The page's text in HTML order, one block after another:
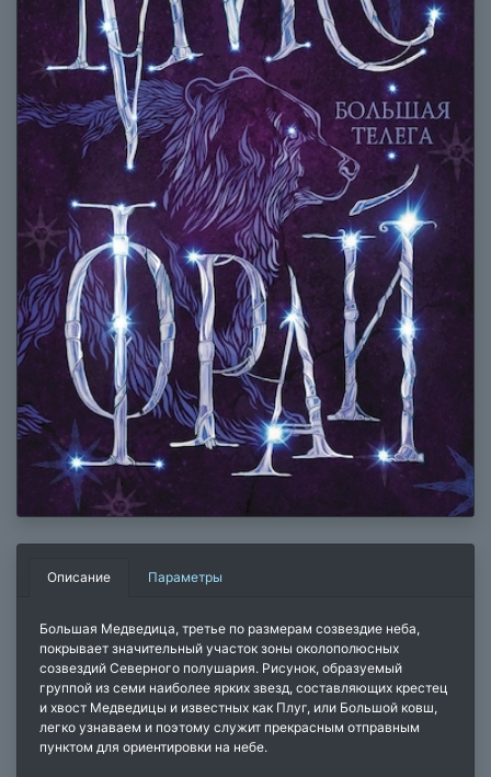
Описание Параметры
Большая Медведица, третье по размерам созвездие неба,
покрывает значительный участок зоны околополюсных
созвездий Северного полушария. Рисунок, образуемый
группой из семи наиболее ярких звезд, составляющих крестец
и хвост Медведицы и известных как Плуг, или Большой ковш,
легко узнаваем и поэтому служит прекрасным отправным
пунктом для ориентировки на небе.